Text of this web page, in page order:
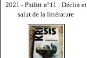
2021 - Philitt n°11 : Déclin et
salut de la littérature